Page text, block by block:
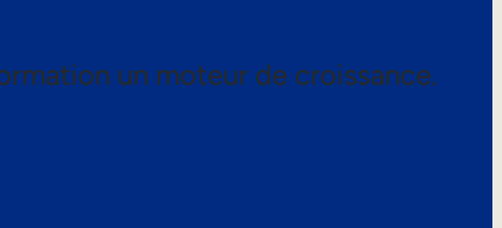
un moteur de croissance.